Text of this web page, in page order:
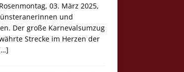
03. März 2025,
und
Der große Karnevalsumzug
Strecke im Herzen der